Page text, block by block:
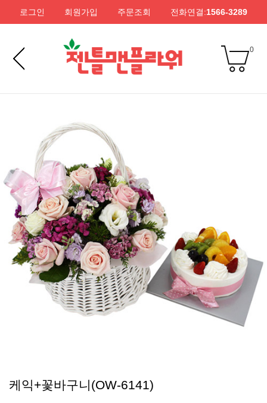
로그인 회원가입 주문조회 전화연결:1566-3289
0
케익+꽃바구니(OW-6141)